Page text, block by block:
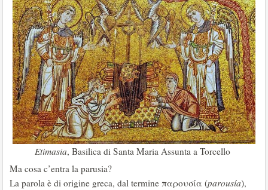
Etimasia, Basilica di Santa Maria Assunta a Torcello
Ma cosa c’entra la parusia?
La parola è di origine greca, dal termine παρουσία (parousía),